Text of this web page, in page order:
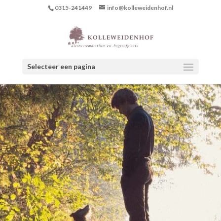
0315-241449 info@kolleweidenhof.nl
Selecteer een pagina